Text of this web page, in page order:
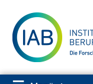
zum
Inhalt